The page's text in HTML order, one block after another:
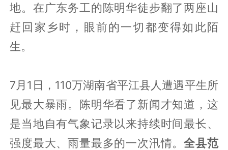
地。在广东务工的陈明华徒步翻了两座山
赶回家乡时，眼前的一切都变得如此陌
生。
7月1日，110万湖南省平江县人遭遇平生所
见最大暴雨。陈明华看了新闻才知道，这
是当地自有气象记录以来持续时间最长、
强度最大、雨量最多的一次汛情。全县范